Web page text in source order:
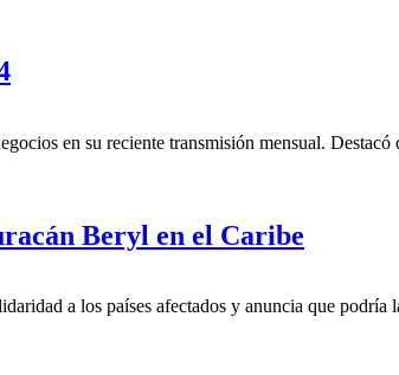
en su reciente transmisión mensual.
Beryl en el Caribe
a los países afectados y anuncia que